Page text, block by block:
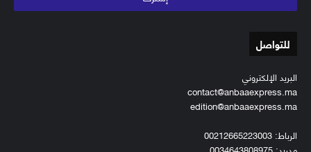
للتواصل
البريد الإلكتروني
contact@anbaaexpress.ma
edition@anbaaexpress.ma
الرباط: 00212665223003